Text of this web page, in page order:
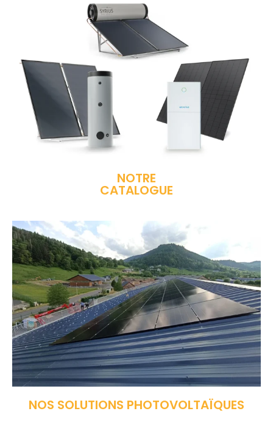
NOTRE
CATALOGUE
NOS SOLUTIONS PHOTOVOLTAÏQUES